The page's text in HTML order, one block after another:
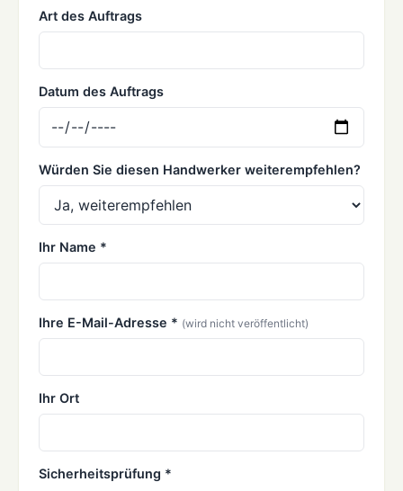
Art des Auftrags
Datum des Auftrags
Würden Sie diesen Handwerker weiterempfehlen?
Ihr Name *
Ihre E-Mail-Adresse * (wird nicht veröffentlicht)
Ihr Ort
Sicherheitsprüfung *